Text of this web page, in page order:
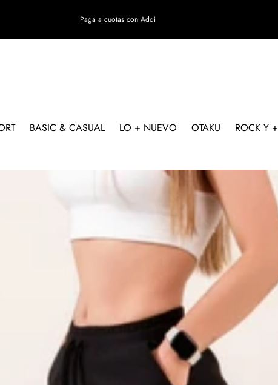
Paga a cuotas con Addi
BASIC & CASUAL LO + NUEVO OTAKU ROCK Y +